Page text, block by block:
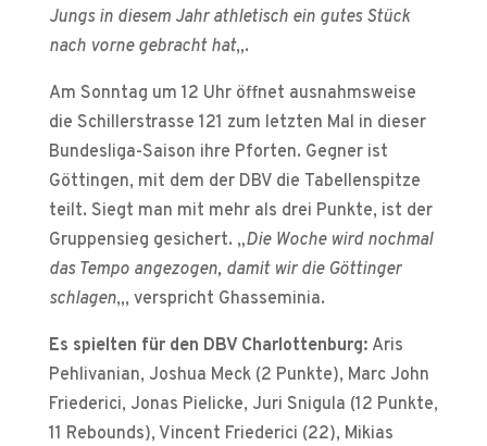
Jungs in diesem Jahr athletisch ein gutes Stück
nach vorne gebracht hat„.
Am Sonntag um 12 Uhr öffnet ausnahmsweise
die Schillerstrasse 121 zum letzten Mal in dieser
Bundesliga-Saison ihre Pforten. Gegner ist
Göttingen, mit dem der DBV die Tabellenspitze
teilt. Siegt man mit mehr als drei Punkte, ist der
Gruppensieg gesichert. „Die Woche wird nochmal
das Tempo angezogen, damit wir die Göttinger
schlagen„, verspricht Ghasseminia.
Es spielten für den DBV Charlottenburg:Aris
Pehlivanian, Joshua Meck (2 Punkte), Marc John
Friederici, Jonas Pielicke, Juri Snigula (12 Punkte,
11 Rebounds), Vincent Friederici (22), Mikias